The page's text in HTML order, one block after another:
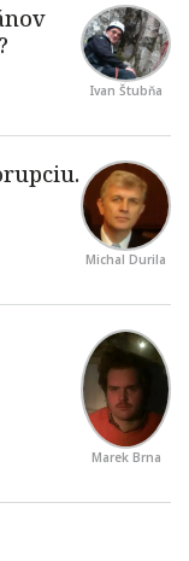
Ivan Štubňa
Michal Durila
Marek Brna